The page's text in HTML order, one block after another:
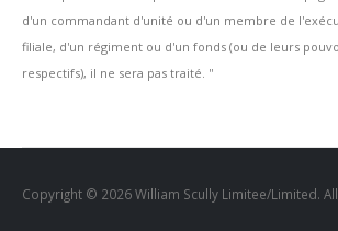
d'un commandant d'unité ou d'un membre de
filiale, d'un régiment ou d'un fonds (ou de leurs
respectifs), il ne sera pas traité. ''
Copyright © 2026 William Scully Limitee/Limited.